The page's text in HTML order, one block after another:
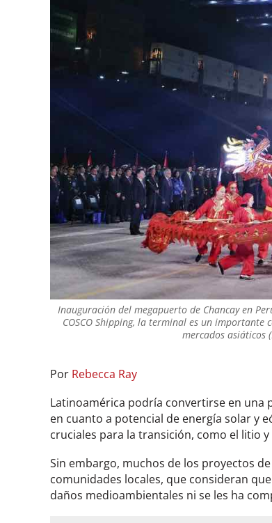
Inauguración del megapuerto de Chancay en
COSCO Shipping, la terminal es un
mercados asiáticos
Por Rebecca Ray
Latinoamérica podría convertirse en una
en cuanto a potencial de energía solar y
cruciales para la transición, como el litio y
Sin embargo, muchos de los proyectos
comunidades locales, que consideran
daños medioambientales ni se les ha